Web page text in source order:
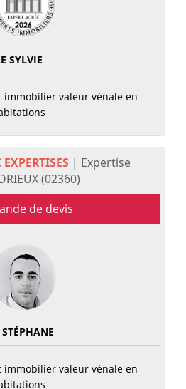
SYLVIE
immobilier valeur vénale en
| Expertise
(02360)
de devis
immobilier valeur vénale en